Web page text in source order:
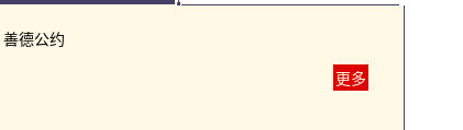
善德公约
更多